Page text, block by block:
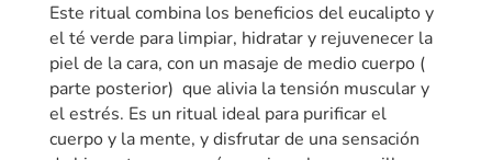
Este ritual combina los beneficios del eucalipto y
el té verde para limpiar, hidratar y rejuvenecer la
piel de la cara, con un masaje de medio cuerpo (
parte posterior) que alivia la tensión muscular y
el estrés. Es un ritual ideal para purificar el
cuerpo y la mente, y disfrutar de una sensación